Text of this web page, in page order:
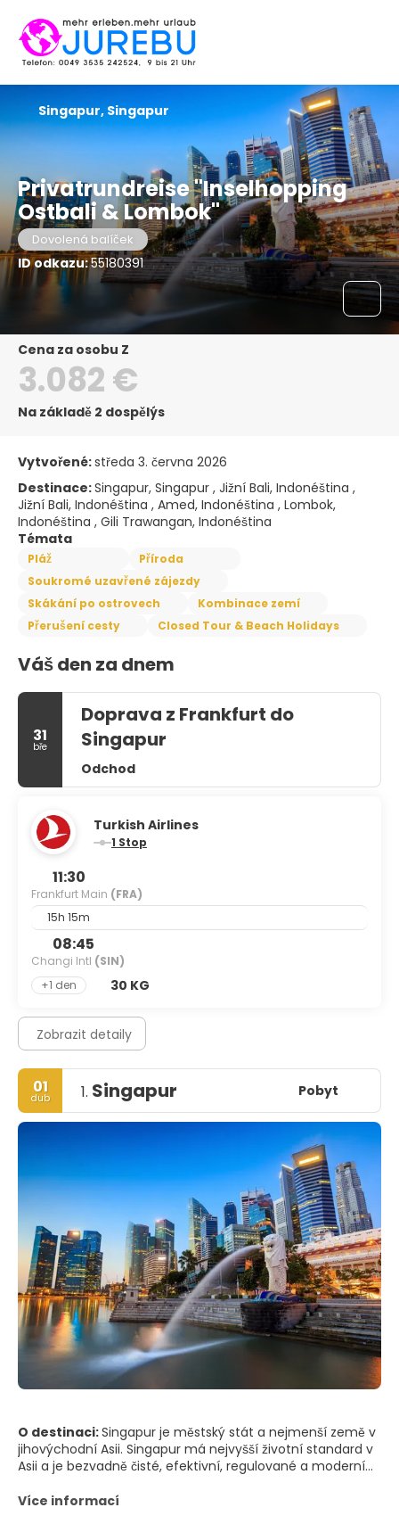
Privatrundreise "Inselhopping
Ostbali & Lombok"
Dovolená balíček
ID odkazu:55180391
Singapur, Singapur
Cena za osobu Z
3.082 €
Na základě 2 dospělýs
Vytvořené:středa 3. června 2026
Destinace:Singapur, Singapur , Jižní Bali, Indonéština ,
Jižní Bali, Indonéština , Amed, Indonéština , Lombok,
Indonéština , Gili Trawangan, Indonéština
Témata
Pláž
Příroda
Soukromé uzavřené zájezdy
Skákání po ostrovech
Kombinace zemí
Přerušení cesty
Closed Tour & Beach Holidays
Váš den za dnem
31
bře
Doprava z Frankfurt do
Singapur
Odchod
Turkish Airlines
1 Stop
11:30
Frankfurt Main (FRA)
15h 15m
08:45
Changi Intl (SIN)
+1 den
30 KG
Zobrazit detaily
01
dub 1. Singapur Pobyt
O destinaci:Singapur je městský stát a nejmenší země v
jihovýchodní Asii. Singapur má nejvyšší životní standard v
Asii a je bezvadně čisté, efektivní, regulované a moderní
kultur, která kombinuje mrakodrapy obchodního okrsku s
Více informací